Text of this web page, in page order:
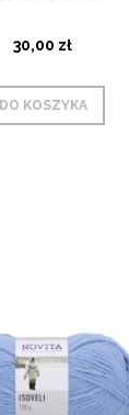
30,00 zł
DO KOSZYKA